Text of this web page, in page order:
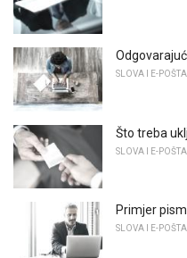
SLOVA I E-POŠTA
Što treba
SLOVA I E-POŠTA
Primjer
SLOVA I E-POŠTA